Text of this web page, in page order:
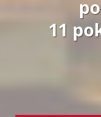
11